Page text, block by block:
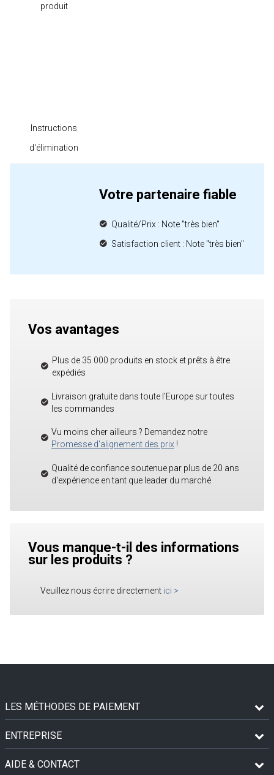
produit
Instructions
d'élimination
Votre partenaire fiable
Qualité/Prix : Note "très bien"
Satisfaction client : Note "très bien"
Vos avantages
Plus de 35 000 produits en stock et prêts à être
expédiés
Livraison gratuite dans toute l'Europe sur toutes
les commandes
Vu moins cher ailleurs ? Demandez notre
Promesse d'alignement des prix !
Qualité de confiance soutenue par plus de 20 ans
d'expérience en tant que leader du marché
Vous manque-t-il des informations
sur les produits ?
Veuillez nous écrire directement ici >
LES MÉTHODES DE PAIEMENT
ENTREPRISE
AIDE & CONTACT